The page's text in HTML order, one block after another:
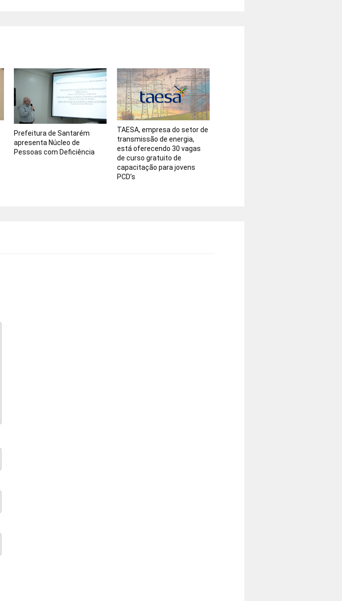
Prefeitura de Santarém
apresenta Núcleo de
Pessoas com Deficiência
TAESA, empresa do setor de
transmissão de energia,
está oferecendo 30 vagas
de curso gratuito de
capacitação para jovens
PCD’s